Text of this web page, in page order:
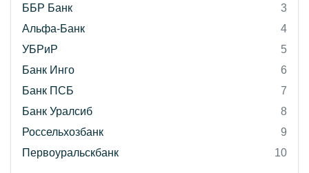
ББР Банк
3
Альфа-Банк
4
УБРиР
5
Банк Инго
6
Банк ПСБ
7
Банк Уралсиб
8
Россельхозбанк
9
Первоуральскбанк
10